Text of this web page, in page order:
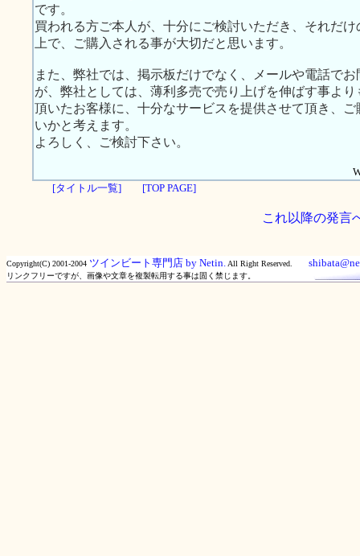
です。
買われる方ご本人が、十分にご検討いただき、それだ
上で、ご購入される事が大切だと思います。
また、弊社では、掲示板だけでなく、メールや電話で
が、弊社としては、薄利多売で売り上げを伸ばす事よ
頂いたお客様に、十分なサービスを提供させて頂き、
いかと考えます。
よろしく、ご検討下さい。
[タイトル一覧]
[TOP PAGE]
これ以降の発言
Copyright(C) 2001-2004 ツインビート専門店 by Netin. All Right Reserved.
リンクフリーですが、画像や文章を複製転用する事は固く禁じます。